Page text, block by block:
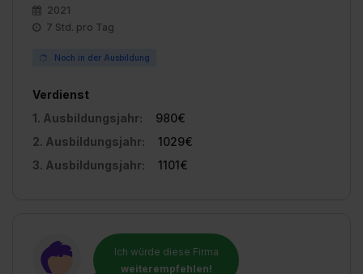
2021
7 Std. pro Tag
Noch in der Ausbildung
Verdienst
1. Ausbildungsjahr:
980€
2. Ausbildungsjahr:
1029€
3. Ausbildungsjahr:
1101€
Ich würde diese Firma
weiterempfehlen!